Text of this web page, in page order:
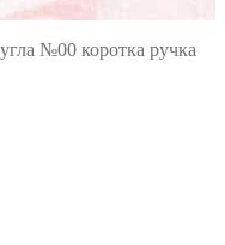
№00 коротка ручка